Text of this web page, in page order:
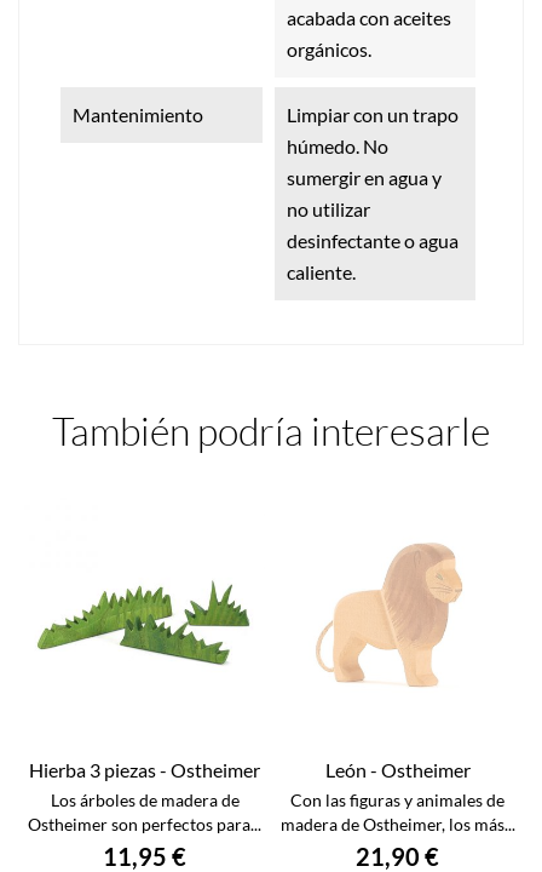
acabada con aceites
orgánicos.
Mantenimiento
Limpiar con un trapo
húmedo. No
sumergir en agua y
no utilizar
desinfectante o agua
caliente.
También podría interesarle
Hierba 3 piezas - Ostheimer
Los árboles de madera de
Ostheimer son perfectos para...
11,95 €
León - Ostheimer
Con las figuras y animales de
madera de Ostheimer, los más...
21,90 €